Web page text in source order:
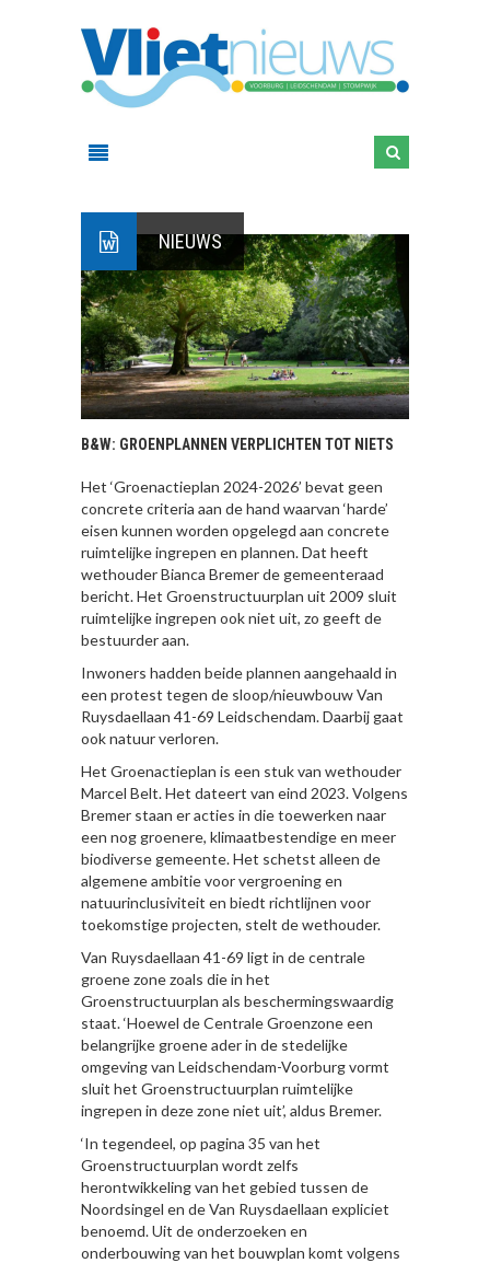
NIEUWS
B&W: GROENPLANNEN VERPLICHTEN TOT NIETS
Het ‘Groenactieplan 2024-2026’ bevat geen
concrete criteria aan de hand waarvan ‘harde’
eisen kunnen worden opgelegd aan concrete
ruimtelijke ingrepen en plannen. Dat heeft
wethouder Bianca Bremer de gemeenteraad
bericht. Het Groenstructuurplan uit 2009 sluit
ruimtelijke ingrepen ook niet uit, zo geeft de
bestuurder aan.
Inwoners hadden beide plannen aangehaald in
een protest tegen de sloop/nieuwbouw Van
Ruysdaellaan 41-69 Leidschendam. Daarbij gaat
ook natuur verloren.
Het Groenactieplan is een stuk van wethouder
Marcel Belt. Het dateert van eind 2023. Volgens
Bremer staan er acties in die toewerken naar
een nog groenere, klimaatbestendige en meer
biodiverse gemeente. Het schetst alleen de
algemene ambitie voor vergroening en
natuurinclusiviteit en biedt richtlijnen voor
toekomstige projecten, stelt de wethouder.
Van Ruysdaellaan 41-69 ligt in de centrale
groene zone zoals die in het
Groenstructuurplan als beschermingswaardig
staat. ‘Hoewel de Centrale Groenzone een
belangrijke groene ader in de stedelijke
omgeving van Leidschendam-Voorburg vormt
sluit het Groenstructuurplan ruimtelijke
ingrepen in deze zone niet uit’, aldus Bremer.
‘In tegendeel, op pagina 35 van het
Groenstructuurplan wordt zelfs
herontwikkeling van het gebied tussen de
Noordsingel en de Van Ruysdaellaan expliciet
benoemd. Uit de onderzoeken en
onderbouwing van het bouwplan komt volgens